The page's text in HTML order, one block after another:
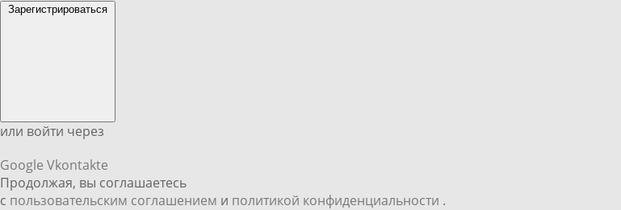
Зарегистрироваться
или войти через
Google Vkontakte
Продолжая, вы соглашаетесь
с пользовательским соглашением и политикой конфиденциальности .